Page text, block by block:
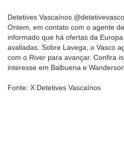
Detetives Vascaínos @detetivevasco
Ontem, em contato com o agente
informado que há ofertas da
avaliadas. Sobre Lavega, o Vasco
com o River para avançar. Confira
interesse em Balbuena e Wanderson
Fonte: X Detetives Vascaínos